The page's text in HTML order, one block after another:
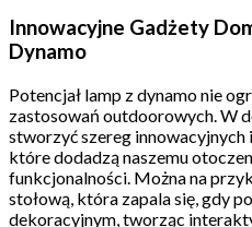
Innowacyjne Gadżety
Dynamo
Potencjał lamp z dynamo nie
zastosowań outdoorowych. W
stworzyć szereg innowacyjnych
które dodadzą naszemu
funkcjonalności. Można na
stołową, która zapala się, gdy
dekoracyjnym, tworząc